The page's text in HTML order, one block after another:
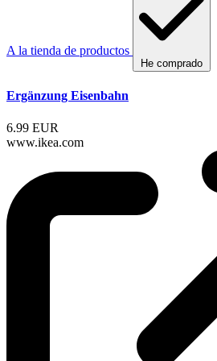
A la tienda de productos
He comprado
Ergänzung Eisenbahn
6.99 EUR
www.ikea.com